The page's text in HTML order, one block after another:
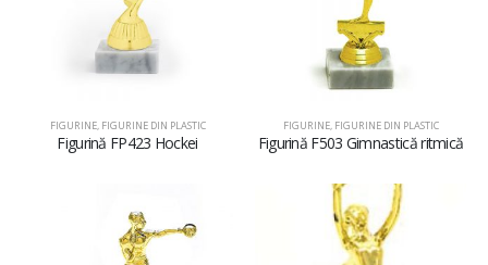
FIGURINE, FIGURINE DIN PLASTIC
Figurină FP423 Hockei
FIGURINE, FIGURINE DIN PLASTIC
Figurină F503 Gimnastică ritmică